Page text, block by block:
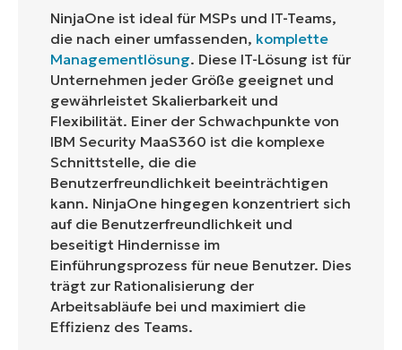
NinjaOne ist ideal für MSPs und IT-Teams,
die nach einer umfassenden, komplette
Managementlösung. Diese IT-Lösung ist für
Unternehmen jeder Größe geeignet und
gewährleistet Skalierbarkeit und
Flexibilität. Einer der Schwachpunkte von
IBM Security MaaS360 ist die komplexe
Schnittstelle, die die
Benutzerfreundlichkeit beeinträchtigen
kann. NinjaOne hingegen konzentriert sich
auf die Benutzerfreundlichkeit und
beseitigt Hindernisse im
Einführungsprozess für neue Benutzer. Dies
trägt zur Rationalisierung der
Arbeitsabläufe bei und maximiert die
Effizienz des Teams.